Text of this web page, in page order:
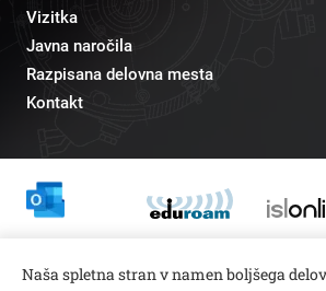
Vizitka
Javna naročila
Razpisana delovna mesta
Kontakt
pr@fs.uni-lj.si
Naša spletna stran v namen boljšega